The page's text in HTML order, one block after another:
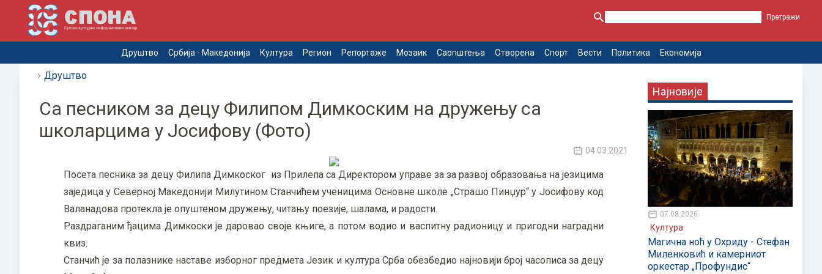
Друштво Србија - Македонија Култура Регион Репортаже Мозаик Саопштења Отворена Спорт Вести Политика Економија
Друштво
Са песником за децу Филипом Димкоским на дружењу са
школарцима у Јосифову (Фото)
04.03.2021
Посета песника за децу Филипа Димкоског из Прилепа са Директором управе за за развој образовања на језицима
заједица у Северној Македонији Милутином Станчићем ученицима Основне школе „Страшо Пинџур“ у Јосифову код
Валанадова протекла је опуштеном дружењу, читању поезије, шалама, и радости.
Раздраганим ђацима Димкоски је даровао своје књиге, а потом водио и васпитну радионицу и пригодни наградни
квиз.
Станчић је за полазнике наставе изборног предмета Језик и култура Срба обезбедио најновији број часописа за децу
Најновије
07.08.2026
Култура
Магична ноћ у Охриду - Стефан
Миленковић и камерниот
оркестар „Профундис“